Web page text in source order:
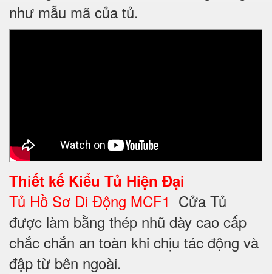
như mẫu mã của tủ.
Thiết kế Kiểu Tủ Hiện Đại
Tủ Hồ Sơ Di Động MCF1 Cửa Tủ
được làm bằng thép nhũ dày cao cấp
chắc chắn an toàn khi chịu tác động và
đập từ bên ngoài.